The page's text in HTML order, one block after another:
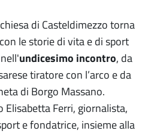
di Casteldimezzo torna
le storie di vita e di sport
undicesimo incontro, da
tiratore con l’arco e da
di Borgo Massano.
Ferri, giornalista,
e fondatrice, insieme alla